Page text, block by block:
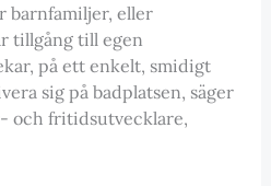
barnfamiljer, eller
tillgång till egen
på ett enkelt, smidigt
sig på badplatsen, säger
och fritidsutvecklare,